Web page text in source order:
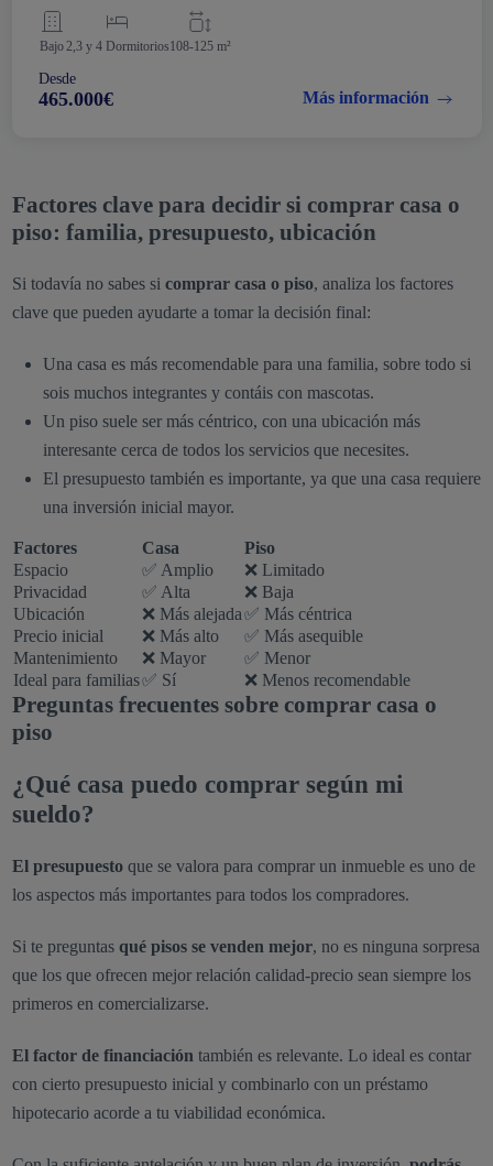
Bajo2,3 y 4 Dormitorios108-125 m²
Desde
465.000€ Más información
Factores clave para decidir si comprar casa o
piso: familia, presupuesto, ubicación
Si todavía no sabes si comprar casa o piso, analiza los factores
clave que pueden ayudarte a tomar la decisión final:
Una casa es más recomendable para una familia, sobre todo si
sois muchos integrantes y contáis con mascotas.
Un piso suele ser más céntrico, con una ubicación más
interesante cerca de todos los servicios que necesites.
El presupuesto también es importante, ya que una casa requiere
una inversión inicial mayor.
Factores Casa
Piso
Espacio
✅ Amplio
❌ Limitado
Privacidad
✅ Alta
❌ Baja
Ubicación
❌ Más alejada✅ Más céntrica
Precio inicial
❌ Más alto
✅ Más asequible
Mantenimiento
❌ Mayor
✅ Menor
Ideal para familias✅ Sí ❌ Menos recomendable
Preguntas frecuentes sobre comprar casa o
piso
¿Qué casa puedo comprar según mi
sueldo?
El presupuestoque se valora para comprar un inmueble es uno de
los aspectos más importantes para todos los compradores.
Si te preguntas qué pisos se venden mejor, no es ninguna sorpresa
que los que ofrecen mejor relación calidad-precio sean siempre los
primeros en comercializarse.
El factor de financiación también es relevante. Lo ideal es contar
con cierto presupuesto inicial y combinarlo con un préstamo
hipotecario acorde a tu viabilidad económica.